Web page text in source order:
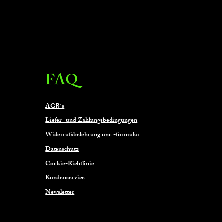
FAQ
AGB´s
Liefer- und Zahlungsbedingungen
Widerrufsbelehrung und -formular
Datenschutz
Cookie-Richtlinie
Kundenservice
Newsletter